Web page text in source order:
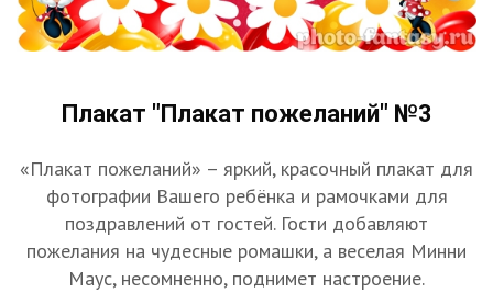
Плакат "Плакат пожеланий" №3
«Плакат пожеланий» – яркий, красочный плакат для
фотографии Вашего ребёнка и рамочками для
поздравлений от гостей. Гости добавляют
пожелания на чудесные ромашки, а веселая Минни
Маус, несомненно, поднимет настроение.